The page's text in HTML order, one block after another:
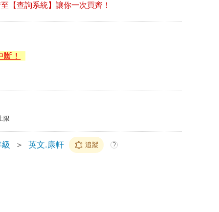
【查詢系統】讓你一次買齊！
！
限
＞ 英文.康軒 追蹤 ?